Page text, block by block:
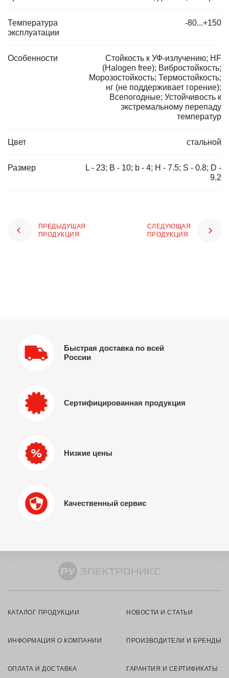
Температура
эксплуатации
-80...+150
Особенности
Стойкость к УФ-излучению; HF
(Halogen free); Вибростойкость;
Морозостойкость; Термостойкость;
нг (не поддерживает горение);
Всепогодные; Устойчивость к
экстремальному перепаду
температур
Цвет стальной
Размер
L - 23; B - 10; b - 4; H - 7.5; S - 0.8; D -
9.2
ПРЕДЫДУЩАЯ
ПРОДУКЦИЯ
СЛЕДУЮЩАЯ
ПРОДУКЦИЯ
Быстрая доставка по всей
России
Сертифицированная продукция
Низкие цены
Качественный сервис
КАТАЛОГ ПРОДУКЦИИ НОВОСТИ И СТАТЬИ
ИНФОРМАЦИЯ О КОМПАНИИ ПРОИЗВОДИТЕЛИ И БРЕНДЫ
ОПЛАТА И ДОСТАВКА ГАРАНТИЯ И СЕРТИФИКАТЫ